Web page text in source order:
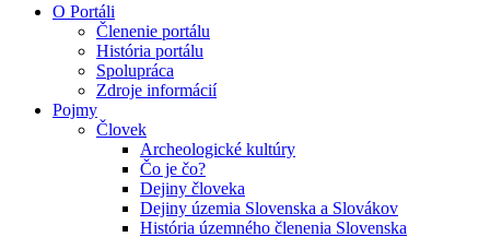
O Portáli
Členenie portálu
História portálu
Spolupráca
Zdroje informácií
Pojmy
Človek
Archeologické kultúry
Čo je čo?
Dejiny človeka
Dejiny územia Slovenska a Slovákov
História územného členenia Slovenska